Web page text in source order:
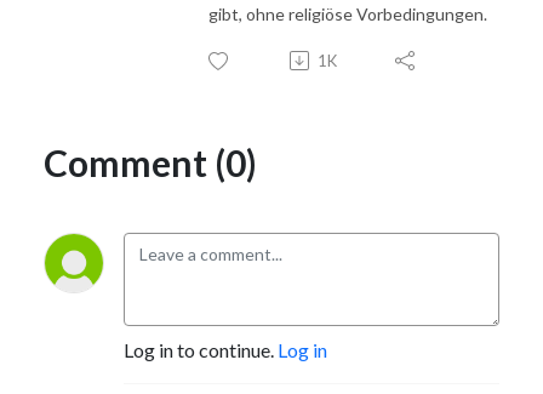
gibt, ohne religiöse Vorbedingungen.
1K
Comment (0)
Log in to continue. Log in